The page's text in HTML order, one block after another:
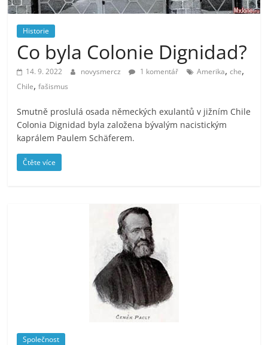
prospívá?
Historie
Co byla Colonie Dignidad?
14. 9. 2022 novysmercz 1 komentář Amerika,che,
Chile,fašismus
Smutně proslulá osada německých exulantů v jižním Chile
Colonia Dignidad byla založena bývalým nacistickým
kaprálem Paulem Schäferem.
Čtěte více
Společnost